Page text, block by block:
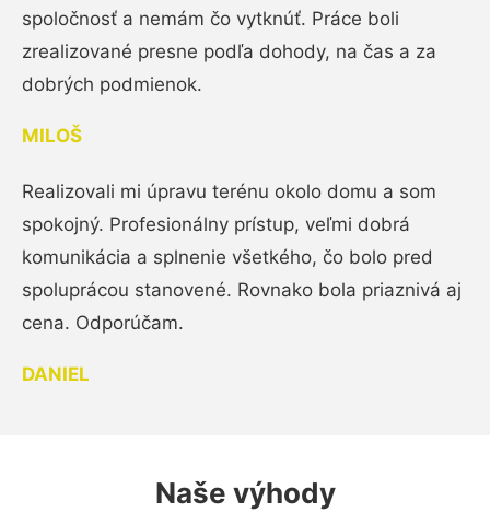
spoločnosť a nemám čo vytknúť. Práce boli
zrealizované presne podľa dohody, na čas a za
dobrých podmienok.
MILOŠ
Realizovali mi úpravu terénu okolo domu a som
spokojný. Profesionálny prístup, veľmi dobrá
komunikácia a splnenie všetkého, čo bolo pred
spoluprácou stanovené. Rovnako bola priaznivá aj
cena. Odporúčam.
DANIEL
Naše výhody